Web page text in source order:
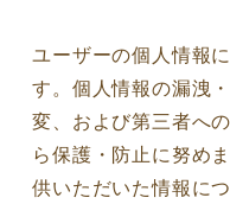
ユーザーの個人情報
す。個人情報の漏洩
変、および第三者へ
ら保護・防止に努め
供いただいた情報に